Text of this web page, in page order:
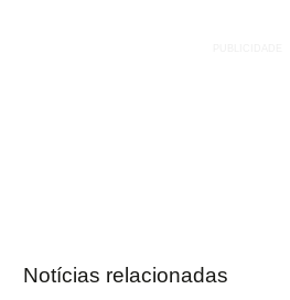
Notícias relacionadas